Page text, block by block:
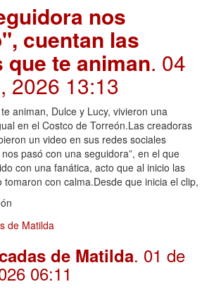
nos
cuentan las
que te animan. 04
2026 13:13
animan, Dulce y Lucy, vivieron una
en el Costco de Torreón.Las creadoras
un video en sus redes sociales
pasó con una seguidora”, en el que
con una fanática, acto que al inicio las
tomaron con calma.Desde que inicia el clip,
de Matilda. 01 de
06:11